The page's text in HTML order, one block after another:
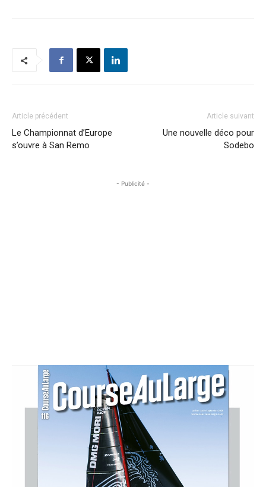
Article précédent
Le Championnat d’Europe
s’ouvre à San Remo
Article suivant
Une nouvelle déco pour
Sodebo
- Publicité -